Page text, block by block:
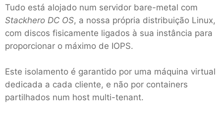
Tudo está alojado num servidor bare-metal com
Stackhero DC OS, a nossa própria distribuição Linux,
com discos fisicamente ligados à sua instância para
proporcionar o máximo de IOPS.
Este isolamento é garantido por uma máquina virtual
dedicada a cada cliente, e não por containers
partilhados num host multi-tenant.